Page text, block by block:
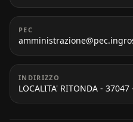
PEC
INDIRIZZO
LOCALITA' RITONDA -